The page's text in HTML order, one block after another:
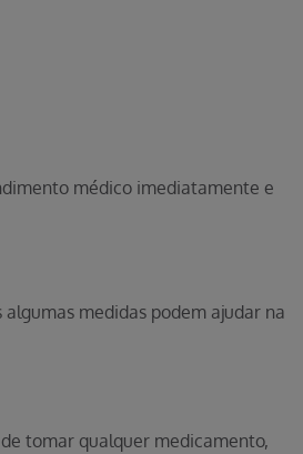
médico imediatamente e
medidas podem ajudar na
tomar qualquer medicamento,